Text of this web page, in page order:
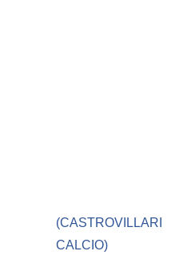
(CASTROVILLARI
CALCIO)